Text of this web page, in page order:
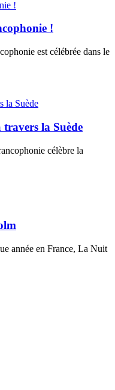
!
est célébrée dans le
la Suède
célèbre la
année en France, La Nuit